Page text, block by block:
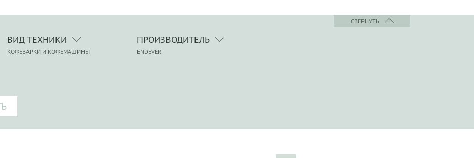
СВЕРНУТЬ
ВИД ТЕХНИКИ
КОФЕВАРКИ И КОФЕМАШИНЫ
ПРОИЗВОДИТЕЛЬ
ENDEVER